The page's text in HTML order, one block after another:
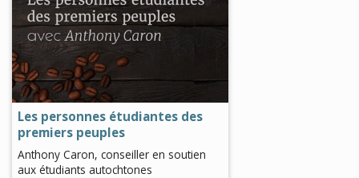
seconds
of
0
seconds
Les personnes étudiantes des
premiers peuples
Anthony Caron, conseiller en soutien
aux étudiants autochtones